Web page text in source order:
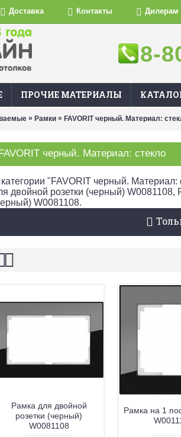
Доставка Контакты Дилерам
8-
ПРОЧИЕ МАТЕРИАЛЫ
» Рамки » FAVORIT черный. Материал:
черный. Материал: стекло
"FAVORIT черный.
двойной розетки (черный)
W0081108.
Рамка для двойной
розетки (черный)
W0081108
Рамка на 1